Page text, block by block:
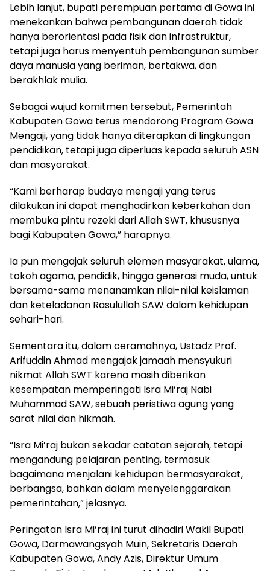
Lebih lanjut, bupati perempuan pertama di Gowa ini
menekankan bahwa pembangunan daerah tidak
hanya berorientasi pada fisik dan infrastruktur,
tetapi juga harus menyentuh pembangunan sumber
daya manusia yang beriman, bertakwa, dan
berakhlak mulia.
Sebagai wujud komitmen tersebut, Pemerintah
Kabupaten Gowa terus mendorong Program Gowa
Mengaji, yang tidak hanya diterapkan di lingkungan
pendidikan, tetapi juga diperluas kepada seluruh ASN
dan masyarakat.
“Kami berharap budaya mengaji yang terus
dilakukan ini dapat menghadirkan keberkahan dan
membuka pintu rezeki dari Allah SWT, khususnya
bagi Kabupaten Gowa,” harapnya.
Ia pun mengajak seluruh elemen masyarakat, ulama,
tokoh agama, pendidik, hingga generasi muda, untuk
bersama-sama menanamkan nilai-nilai keislaman
dan keteladanan Rasulullah SAW dalam kehidupan
sehari-hari.
Sementara itu, dalam ceramahnya, Ustadz Prof.
Arifuddin Ahmad mengajak jamaah mensyukuri
nikmat Allah SWT karena masih diberikan
kesempatan memperingati Isra Mi’raj Nabi
Muhammad SAW, sebuah peristiwa agung yang
sarat nilai dan hikmah.
“Isra Mi’raj bukan sekadar catatan sejarah, tetapi
mengandung pelajaran penting, termasuk
bagaimana menjalani kehidupan bermasyarakat,
berbangsa, bahkan dalam menyelenggarakan
pemerintahan,” jelasnya.
Peringatan Isra Mi’raj ini turut dihadiri Wakil Bupati
Gowa, Darmawangsyah Muin, Sekretaris Daerah
Kabupaten Gowa, Andy Azis, Direktur Umum